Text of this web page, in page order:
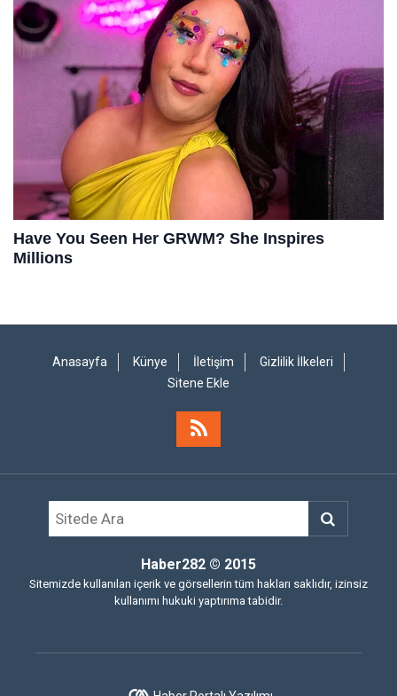
Anasayfa Künye İletişim
Gizlilik İlkeleri
Sitene Ekle
Haber282 © 2015
Sitemizde kullanılan içerik ve görsellerin tüm hakları saklıdır, izinsiz
kullanımı hukuki yaptırıma tabidir.